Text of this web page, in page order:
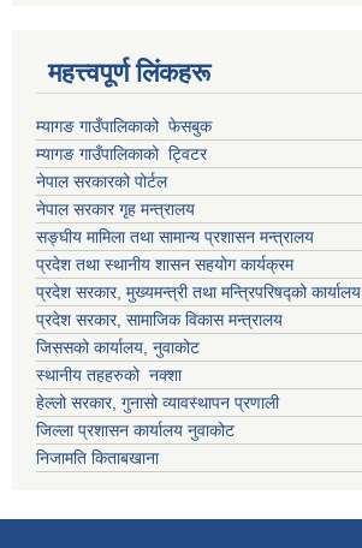
महत्त्वपूर्ण लिंकहरू
म्यागङ गाउँपालिकाको फेसबुक
म्यागङ गाउँपालिकाको ट्विटर
नेपाल सरकारको पोर्टल
नेपाल सरकार गृह मन्त्रालय
सङ्घीय मामिला तथा सामान्य प्रशासन मन्त्रालय
प्रदेश तथा स्थानीय शासन सहयोग कार्यक्रम
प्रदेश सरकार, मुख्यमन्त्री तथा मन्त्रिपरिषद्को कार्यालय
प्रदेश सरकार, सामाजिक विकास मन्त्रालय
जिससको कार्यालय, नुवाकोट
स्थानीय तहहरुको नक्शा
हेल्लो सरकार, गुनासो व्यावस्थापन प्रणाली
जिल्ला प्रशासन कार्यालय नुवाकोट
निजामति किताबखाना